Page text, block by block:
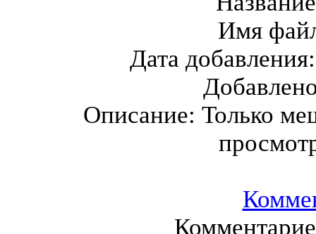
Имя
Дата
Описание: Только